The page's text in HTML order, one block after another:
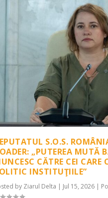
S.O.S.
„PUTEREA MUTĂ
CĂTRE CEI CARE
INSTITUŢIILE”
by Ziarul Delta Jul 15, 2026